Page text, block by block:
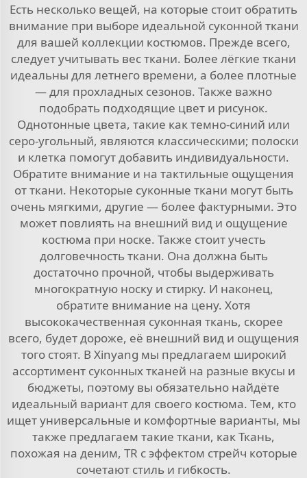
Есть несколько вещей, на которые стоит обратить
внимание при выборе идеальной суконной ткани
для вашей коллекции костюмов. Прежде всего,
следует учитывать вес ткани. Более лёгкие ткани
идеальны для летнего времени, а более плотные
— для прохладных сезонов. Также важно
подобрать подходящие цвет и рисунок.
Однотонные цвета, такие как темно-синий или
серо-угольный, являются классическими; полоски
и клетка помогут добавить индивидуальности.
Обратите внимание и на тактильные ощущения
от ткани. Некоторые суконные ткани могут быть
очень мягкими, другие — более фактурными. Это
может повлиять на внешний вид и ощущение
костюма при носке. Также стоит учесть
долговечность ткани. Она должна быть
достаточно прочной, чтобы выдерживать
многократную носку и стирку. И наконец,
обратите внимание на цену. Хотя
высококачественная суконная ткань, скорее
всего, будет дороже, её внешний вид и ощущения
того стоят. В Xinyang мы предлагаем широкий
ассортимент суконных тканей на разные вкусы и
бюджеты, поэтому вы обязательно найдёте
идеальный вариант для своего костюма. Тем, кто
ищет универсальные и комфортные варианты, мы
также предлагаем такие ткани, какТкань,
похожая на деним, TR с эффектом стрейч которые
сочетают стиль и гибкость.